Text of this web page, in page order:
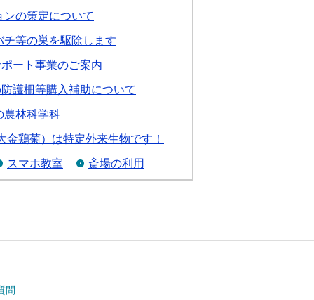
の策定について
チ等の巣を駆除します
ート事業のご案内
護柵等購入補助について
農林科学科
金鶏菊）は特定外来生物です！
スマホ教室 斎場の利用
問